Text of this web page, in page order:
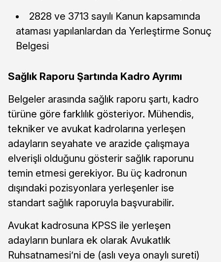
2828 ve 3713 sayılı Kanun kapsamında
ataması yapılanlardan da Yerleştirme Sonuç
Belgesi
Sağlık Raporu Şartında Kadro Ayrımı
Belgeler arasında sağlık raporu şartı, kadro
türüne göre farklılık gösteriyor. Mühendis,
tekniker ve avukat kadrolarına yerleşen
adayların seyahate ve arazide çalışmaya
elverişli olduğunu gösterir sağlık raporunu
temin etmesi gerekiyor. Bu üç kadronun
dışındaki pozisyonlara yerleşenler ise
standart sağlık raporuyla başvurabilir.
Avukat kadrosuna KPSS ile yerleşen
adayların bunlara ek olarak Avukatlık
Ruhsatnamesi’ni de (aslı veya onaylı sureti)